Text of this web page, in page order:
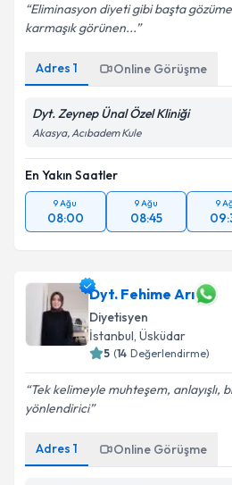
Eliminasyon diyeti gibi başta
karmaşık görünen...
Adres 1 Online Görüşme
Dyt. Zeynep Ünal Özel Kliniği
Akasya, Acıbadem Kule
En Yakın Saatler
9 Ağu
08:00
9 Ağu
08:45
9
Dyt. Fehime Arı
Diyetisyen
İstanbul, Üsküdar
5 (14 Değerlendirme)
Tek kelimeyle muhteşem, anlayışlı,
yönlendirici
Adres 1 Online Görüşme